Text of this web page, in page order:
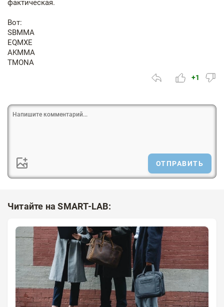
фактическая.
Вот:
SBMMA
EQMXE
AKMMA
TMONA
+1
ОТПРАВИТЬ
Читайте на SMART-LAB: